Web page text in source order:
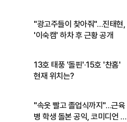
"광고주들이 찾아줘"…진태현,
'이숙캠' 하차 후 근황 공개
13호 태풍 '돌핀'·15호 '찬홈'
현재 위치는?
"속옷 빨고 졸업식까지"…근육
병 학생 돌본 공익, 코미디언 김